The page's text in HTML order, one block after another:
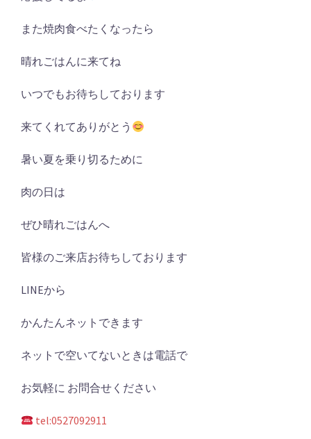
また焼肉食べたくなったら
晴れごはんに来てね
いつでもお待ちしております
来てくれてありがとう
暑い夏を乗り切るために
肉の日は
ぜひ晴れごはんへ
皆様のご来店お待ちしております
LINEから
かんたんネットできます
ネットで空いてないときは電話で
お気軽に お問合せください
tel:0527092911